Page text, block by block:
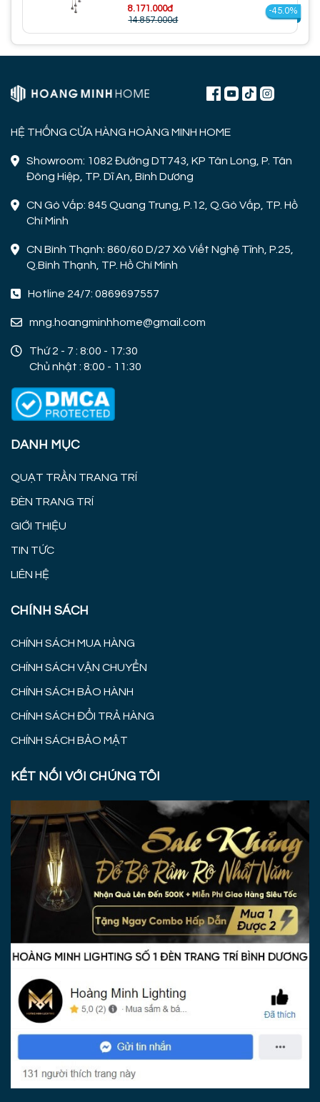
8.171.000đ
14.857.000đ
-45.0%
HỆ THỐNG CỬA HÀNG HOÀNG MINH HOME
Showroom: 1082 Đường DT743, KP Tân Long, P. Tân
Đông Hiệp, TP. Dĩ An, Bình Dương
CN Gò Vấp: 845 Quang Trung, P.12, Q.Gò Vấp, TP. Hồ
Chí Minh
CN Bình Thạnh: 860/60 D/27 Xô Viết Nghệ Tĩnh, P.25,
Q.Bình Thạnh, TP. Hồ Chí Minh
Hotline 24/7: 0869697557
mng.hoangminhhome@gmail.com
Thứ 2 - 7 : 8:00 - 17:30
Chủ nhật : 8:00 - 11:30
DANH MỤC
QUẠT TRẦN TRANG TRÍ
ĐÈN TRANG TRÍ
GIỚI THIỆU
TIN TỨC
LIÊN HỆ
CHÍNH SÁCH
CHÍNH SÁCH MUA HÀNG
CHÍNH SÁCH VẬN CHUYỂN
CHÍNH SÁCH BẢO HÀNH
CHÍNH SÁCH ĐỔI TRẢ HÀNG
CHÍNH SÁCH BẢO MẬT
KẾT NỐI VỚI CHÚNG TÔI